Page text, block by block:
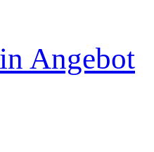
Angebot